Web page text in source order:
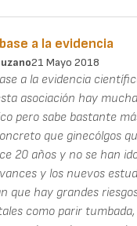
a la evidencia
21 Mayo 2018
a la evidencia
asociación hay
pero sabe bastante
que ginecólgos
20 años y no se han
y los nuevos
que hay grandes
como parir